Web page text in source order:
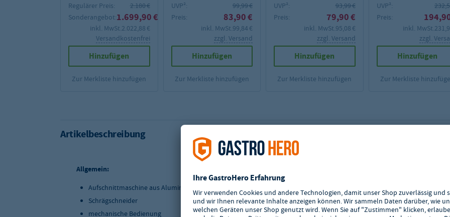
Regulärer Preis:
2.180 €
Sonderangebot:1.699,90 €
inkl. MwSt.2.022,88 €
Versandkostenfrei
Hinzufügen
Zur Merkliste hinzufügen
UVP²:
99,99 €
Preis:
83,90 €
inkl. MwSt.99,84 €
zzgl. Versand
Hinzufügen
Zur Merkliste hinzufügen
UVP²:
93,99 €
Preis:
79,90 €
inkl. MwSt.95,08 €
zzgl. Versand
Hinzufügen
Zur Merkliste hinzufügen
UVP²:
Preis:
inkl. MwSt.
zzgl.
Hinzufügen
Zur Merkliste
Artikelbeschreibung
Allgemein:
Aufschnittmaschine aus Aluminium
Schrägschneider
mechanische Bedienung